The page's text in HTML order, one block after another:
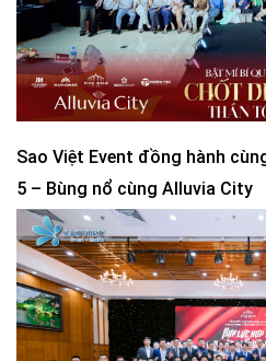
Sao Việt Event đồng hành
5 – Bùng nổ cùng Alluvia City